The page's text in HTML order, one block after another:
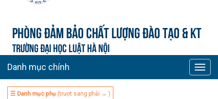
Phòng Đảm bảo chất lượng đào tạo & KT
TRƯỜNG ĐẠI HỌC LUẬT HÀ NỘI
Toggle
Danh mục chính
☰ Danh mục phụ (trượt sang phải → )